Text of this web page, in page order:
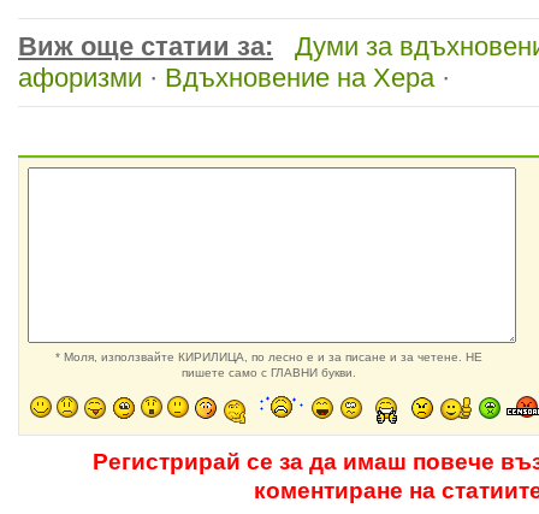
Виж още статии за:
Думи за
афоризми · Вдъхновение на Хера·
* Моля, използвайте КИРИЛИЦА, по лесно е и за писане и за четене. НЕ
пишете само с ГЛАВНИ букви.
Регистрирай се за да имаш повече
коментиране на